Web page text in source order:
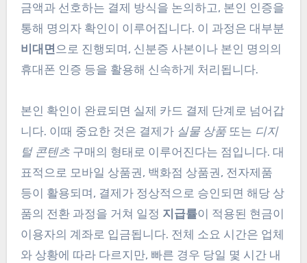
금액과 선호하는 결제 방식을 논의하고, 본인 인증을
통해 명의자 확인이 이루어집니다. 이 과정은 대부분
비대면으로 진행되며, 신분증 사본이나 본인 명의의
휴대폰 인증 등을 활용해 신속하게 처리됩니다.
본인 확인이 완료되면 실제 카드 결제 단계로 넘어갑
니다. 이때 중요한 것은 결제가 실물 상품또는 디지
털 콘텐츠구매의 형태로 이루어진다는 점입니다. 대
표적으로 모바일 상품권, 백화점 상품권, 전자제품
등이 활용되며, 결제가 정상적으로 승인되면 해당 상
품의 전환 과정을 거쳐 일정 지급률이 적용된 현금이
이용자의 계좌로 입금됩니다. 전체 소요 시간은 업체
와 상황에 따라 다르지만, 빠른 경우 당일 몇 시간 내